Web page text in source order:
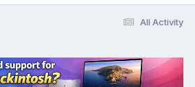
All Activity